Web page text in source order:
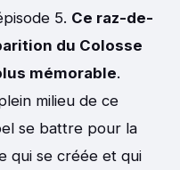
5. Ce raz-de-
du Colosse
mémorable.
milieu de ce
se battre pour la
qui se créée et qui